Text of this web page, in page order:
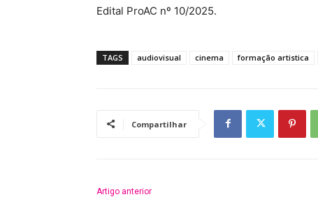
Edital ProAC nº 10/2025.
TAGS audiovisual cinema formação artistica
Compartilhar
Artigo anterior